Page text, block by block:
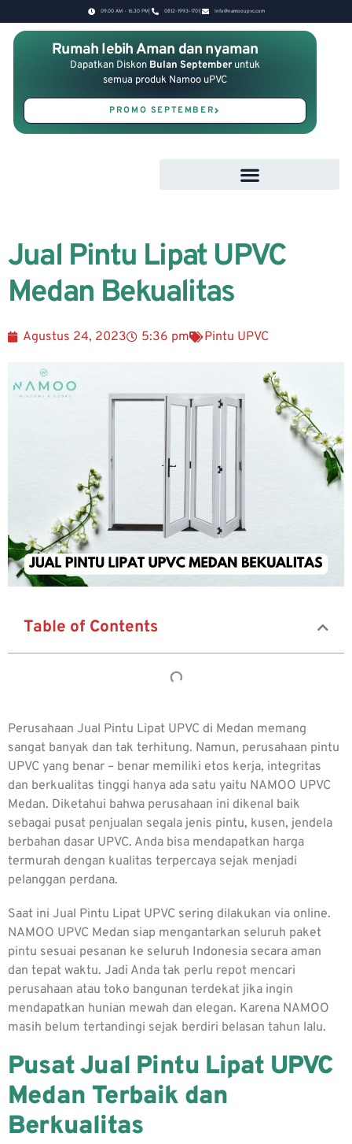
09.00 AM - 16.30 PM 0812-1993-1701 Info@namooupvc.com
Rumah lebih Aman dan nyaman
Dapatkan Diskon Bulan September untuk
semua produk Namoo uPVC
PROMO SEPTEMBER
Jual Pintu Lipat UPVC
Medan Bekualitas
Agustus 24, 2023 5:36 pm Pintu UPVC
Table of Contents
Perusahaan Jual Pintu Lipat UPVC di Medan memang
sangat banyak dan tak terhitung. Namun, perusahaan pintu
UPVC yang benar – benar memiliki etos kerja, integritas
dan berkualitas tinggi hanya ada satu yaitu NAMOO UPVC
Medan. Diketahui bahwa perusahaan ini dikenal baik
sebagai pusat penjualan segala jenis pintu, kusen, jendela
berbahan dasar UPVC. Anda bisa mendapatkan harga
termurah dengan kualitas terpercaya sejak menjadi
pelanggan perdana.
Saat ini Jual Pintu Lipat UPVC sering dilakukan via online.
NAMOO UPVC Medan siap mengantarkan seluruh paket
pintu sesuai pesanan ke seluruh Indonesia secara aman
dan tepat waktu. Jadi Anda tak perlu repot mencari
perusahaan atau toko bangunan terdekat jika ingin
mendapatkan hunian mewah dan elegan. Karena NAMOO
masih belum tertandingi sejak berdiri belasan tahun lalu.
Pusat Jual Pintu Lipat UPVC
Medan Terbaik dan
Berkualitas